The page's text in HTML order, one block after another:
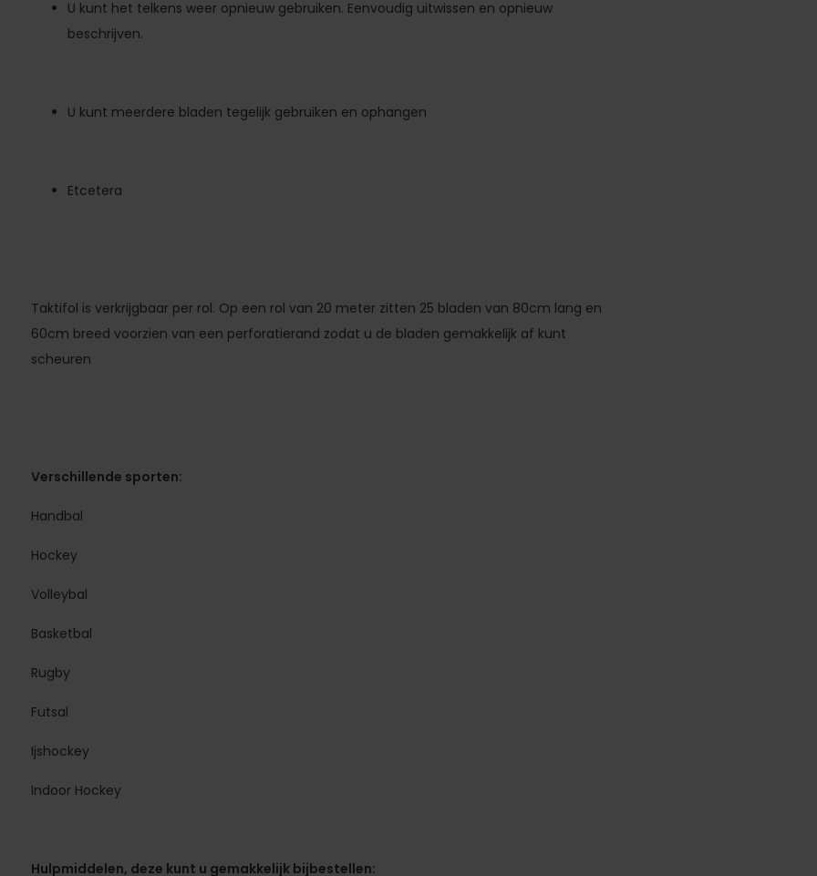
U kunt het telkens weer opnieuw gebruiken. Eenvoudig uitwissen en opnieuw
beschrijven.
U kunt meerdere bladen tegelijk gebruiken en ophangen
Etcetera
Taktifol is verkrijgbaar per rol. Op een rol van 20 meter zitten 25 bladen van 80cm lang en
60cm breed voorzien van een perforatierand zodat u de bladen gemakkelijk af kunt
scheuren
Verschillende sporten:
Handbal
Hockey
Volleybal
Basketbal
Rugby
Futsal
Ijshockey
Indoor Hockey
Hulpmiddelen, deze kunt u gemakkelijk bijbestellen: